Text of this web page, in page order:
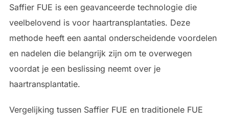
Saffier FUE is een geavanceerde technologie die
veelbelovend is voor haartransplantaties. Deze
methode heeft een aantal onderscheidende voordelen
en nadelen die belangrijk zijn om te overwegen
voordat je een beslissing neemt over je
haartransplantatie.
Vergelijking tussen Saffier FUE en traditionele FUE